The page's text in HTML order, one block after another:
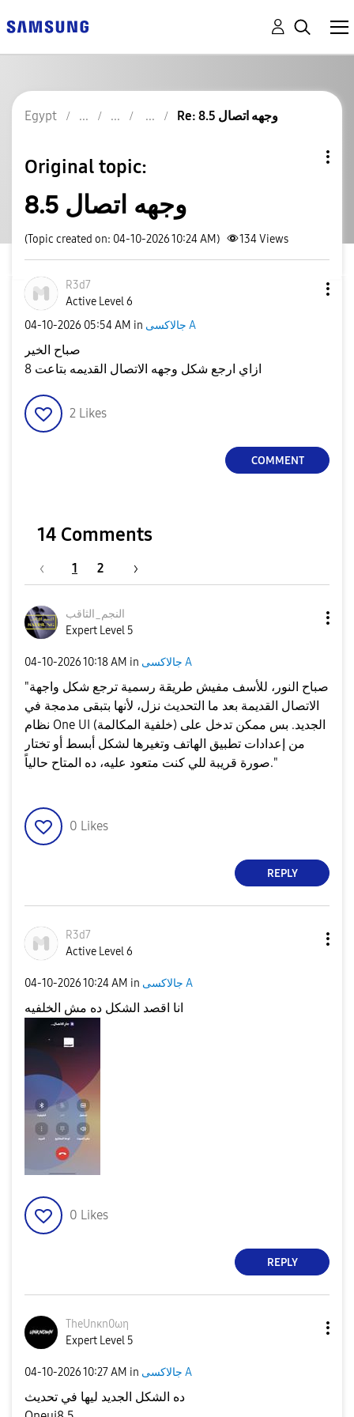
Egypt Re: وجهه اتصال 8.5
Original topic:
وجهه اتصال 8.5
(Topic created on: 04-10-2026 10:24 AM) 134Views
R3d7
Active Level 6
‎04-10-2026 05:54 AM in جالاكسى A
صباح الخير
ازاي ارجع شكل وجهه الاتصال القديمه بتاعت 8
2 Likes
COMMENT
14 Comments
1 2
النجم_الثاقب
Expert Level 5
‎04-10-202610:18 AM in جالاكسى A
"صباح النور، للأسف مفيش طريقة رسمية ترجع شكل واجهة
الاتصال القديمة بعد ما التحديث نزل، لأنها بتبقى مدمجة في
نظام One UI الجديد. بس ممكن تدخل على (خلفية المكالمة)
من إعدادات تطبيق الهاتف وتغيرها لشكل أبسط أو تختار
صورة قريبة للي كنت متعود عليه، ده المتاح حالياً."
0 Likes
REPLY
R3d7
Active Level 6
‎04-10-202610:24 AM in جالاكسى A
انا اقصد الشكل ده مش الخلفيه
0 Likes
REPLY
TheUnκn0ωη
Expert Level 5
‎04-10-202610:27 AM in جالاكسى A
ده الشكل الجديد ليها في تحديث